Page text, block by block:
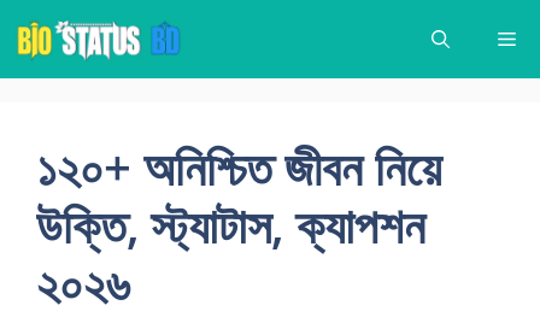
Skip
content
১২০+ অনিশ্চিত জীবন নিয়ে
উক্তি, স্ট্যাটাস, ক্যাপশন
২০২৬